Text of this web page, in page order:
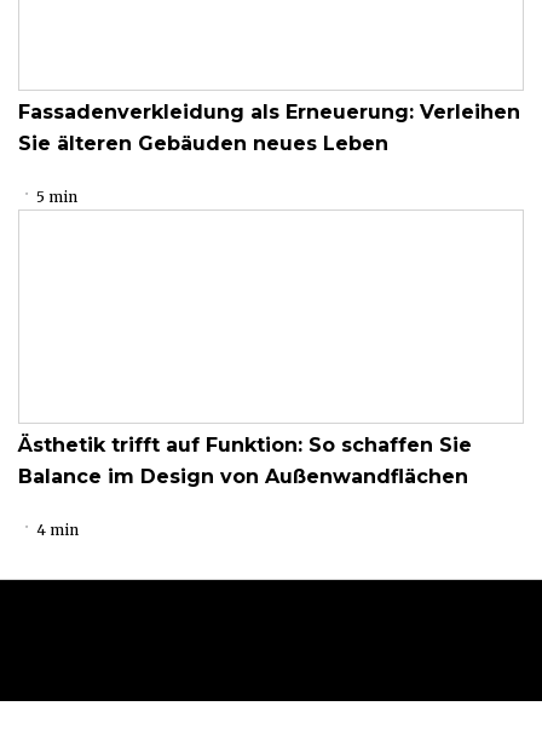
Fassadenverkleidung als Erneuerung: Verleihen
Sie älteren Gebäuden neues Leben
5 min
Ästhetik trifft auf Funktion: So schaffen Sie
Balance im Design von Außenwandflächen
4 min